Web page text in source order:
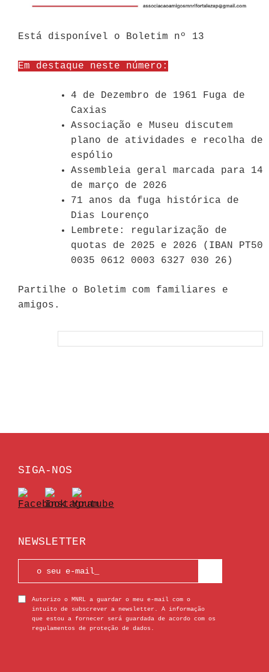
Está disponível o Boletim nº 13
Em destaque neste número:
4 de Dezembro de 1961 Fuga de
Caxias
Associação e Museu discutem
plano de atividades e recolha de
espólio
Assembleia geral marcada para 14
de março de 2026
71 anos da fuga histórica de
Dias Lourenço
Lembrete: regularização de
quotas de 2025 e 2026 (IBAN PT50
0035 0612 0003 6327 030 26)
Partilhe o Boletim com familiares e
amigos.
SIGA-NOS
NEWSLETTER
Autorizo o MNRL a guardar o meu e-mail com o
intuito de subscrever a newsletter. A informação
que estou a fornecer será guardada de acordo com os
regulamentos de proteção de dados.